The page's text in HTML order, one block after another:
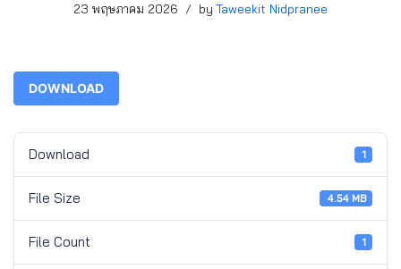
23 พฤษภาคม 2026 by Taweekit Nidpranee
DOWNLOAD
Download 1
File Size 4.54 MB
File Count 1